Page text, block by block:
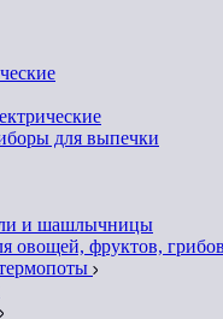
для выпечки
и шашлычницы
овощей, фруктов,